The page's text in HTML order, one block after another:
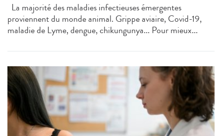
La majorité des maladies infectieuses émergentes
proviennent du monde animal. Grippe aviaire, Covid-19,
maladie de Lyme, dengue, chikungunya... Pour mieux...